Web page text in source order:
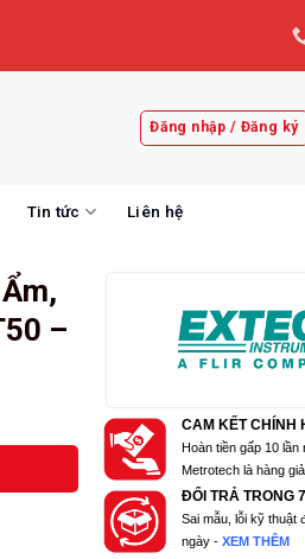
Đăng nhập / Đăng ký
Tin tức Liên hệ
–
CAM KẾT CHÍNH
Hoàn tiền gấp 10 lần
Metrotech là hàng giả.
ĐỔI TRẢ TRONG
Sai mẫu, lỗi kỹ thuật
ngày -XEM THÊM